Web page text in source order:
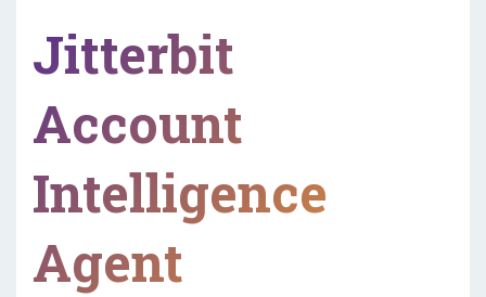
Jitterbit
Account
Intelligence
Agent